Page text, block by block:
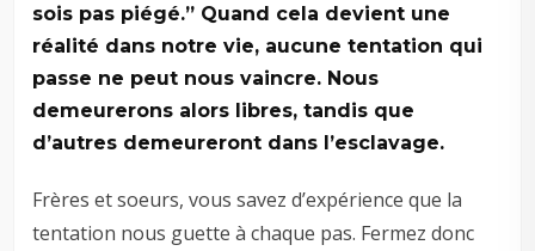
sois pas piégé.” Quand cela devient une
réalité dans notre vie, aucune tentation qui
passe ne peut nous vaincre. Nous
demeurerons alors libres, tandis que
d’autres demeureront dans l’esclavage.
Frères et soeurs, vous savez d’expérience que la
tentation nous guette à chaque pas. Fermez donc